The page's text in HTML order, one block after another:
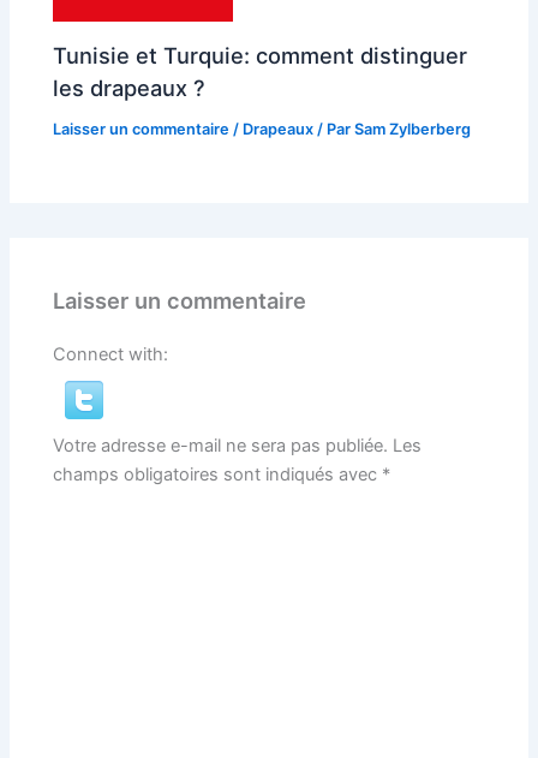
Tunisie et Turquie: comment distinguer
les drapeaux ?
Laisser un commentaire / Drapeaux / ParSam Zylberberg
Laisser un commentaire
Connect with:
Votre adresse e-mail ne sera pas publiée. Les
champs obligatoires sont indiqués avec *